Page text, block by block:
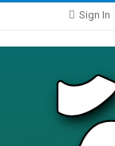
Sign In